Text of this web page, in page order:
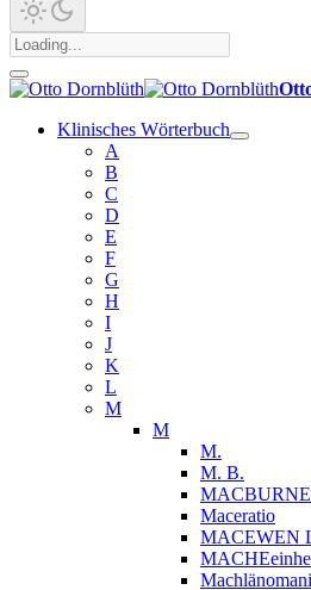
Klinisches Wörterbuch
A
B
C
D
E
F
G
H
I
J
K
L
M
M
M.
M. B.
Maceratio
MACEWEN